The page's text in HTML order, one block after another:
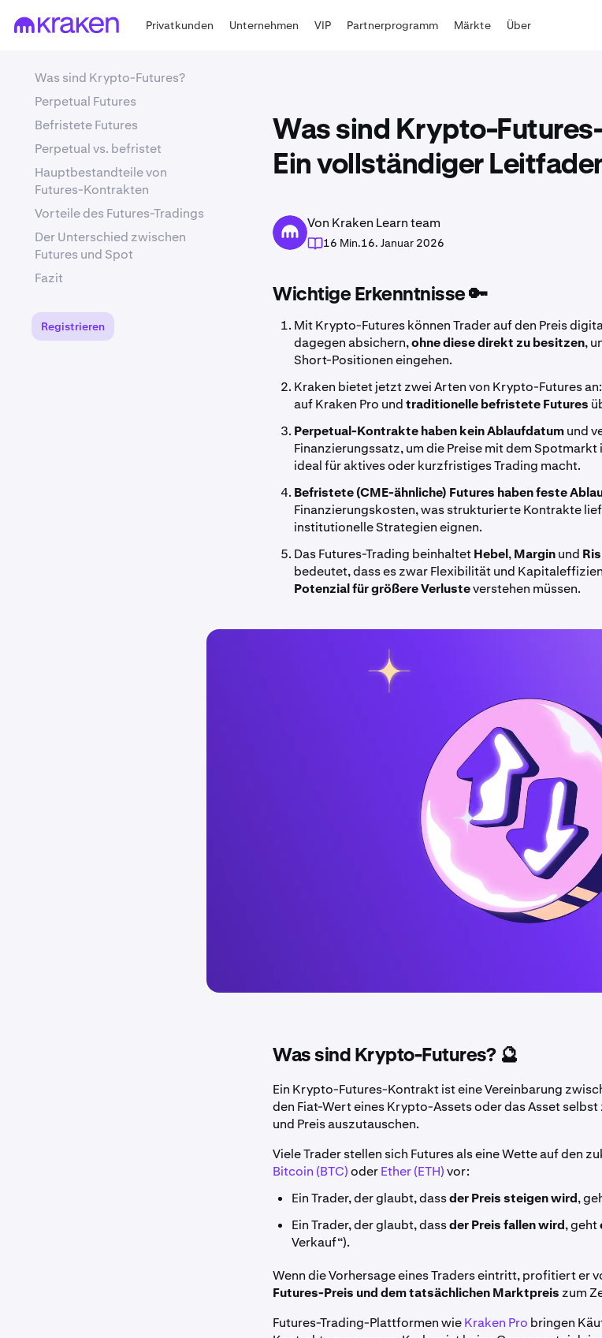
Privatkunden Unternehmen VIP Partnerprogramm Märkte Über
Was sind Krypto-
Ein vollständiger
Von Kraken Learn team
16 Min.16. Januar 2026
Wichtige Erkenntnisse 🔑
Mit Krypto-Futures können Trader auf den Preis
dagegen absichern,ohne diese direkt zu besitzen,
Short-Positionen eingehen.
Kraken bietet jetzt zwei Arten von Krypto-Futures an:
auf Kraken Pro undtraditionelle befristete Futures
Perpetual-Kontrakte haben kein Ablaufdatumund
Finanzierungssatz, um die Preise mit dem Spotmarkt
ideal für aktives oder kurzfristiges Trading macht.
Befristete (CME-ähnliche) Futures haben feste
Finanzierungskosten, was strukturierte Kontrakte
institutionelle Strategien eignen.
Das Futures-Trading beinhaltetHebel,Marginund
bedeutet, dass es zwar Flexibilität und
Potenzial für größere Verlusteverstehen müssen.
Was sind Krypto-Futures? 🔮
Ein Krypto-Futures-Kontrakt ist eine Vereinbarung
den Fiat-Wert eines Krypto-Assets oder das Asset
und Preis auszutauschen.
Viele Trader stellen sich Futures als eine Wette auf den
Bitcoin (BTC)oderEther (ETH)vor:
Ein Trader, der glaubt, dassder Preis steigen wird,
Ein Trader, der glaubt, dassder Preis fallen wird, geht
Verkauf“).
Wenn die Vorhersage eines Traders eintritt, profitiert er
Futures-Preis und dem tatsächlichen Marktpreis zum
Futures-Trading-Plattformen wieKraken Pro bringen
Was sind Krypto-Futures?
Perpetual Futures
Befristete Futures
Perpetual vs. befristet
Hauptbestandteile von
Futures-Kontrakten
Vorteile des Futures-Tradings
Der Unterschied zwischen
Futures und Spot
Fazit
Registrieren